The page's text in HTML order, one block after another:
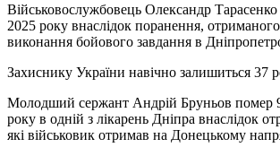
Військовослужбовець Олександр
2025 року внаслідок поранення,
виконання бойового завдання в
Захиснику України навічно залишиться 37
Молодший сержант Андрій Бруньов помер
року в одній з лікарень Дніпра внаслідок
які військовик отримав на Донецькому